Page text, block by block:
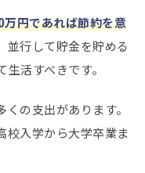
円であれば節約を意
並行して貯金を貯める
活すべきです。
の支出があります。
校入学から大学卒業ま